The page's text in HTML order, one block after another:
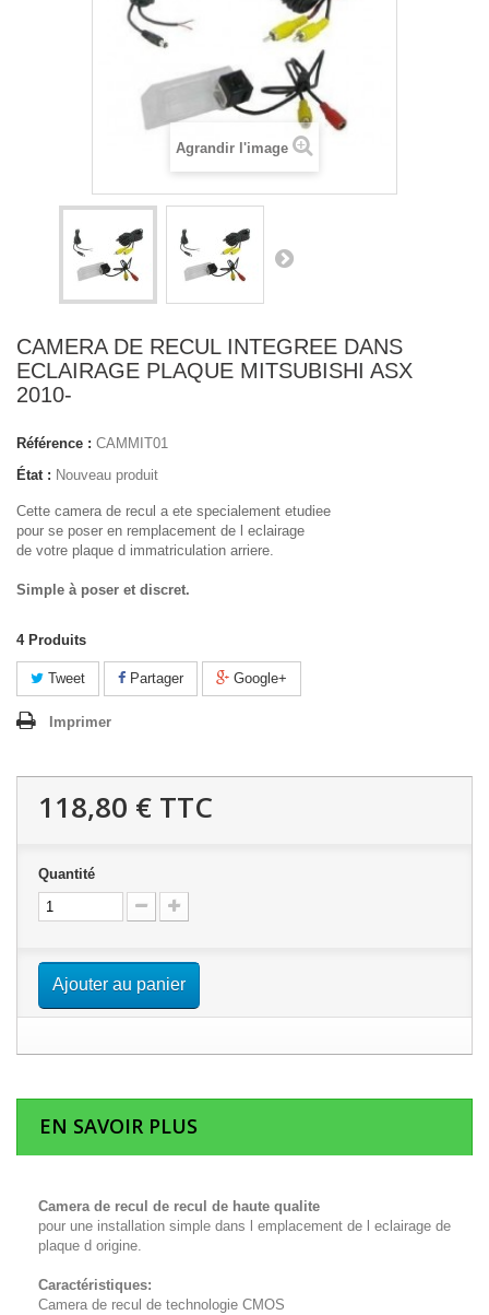
Agrandir l'image
CAMERA DE RECUL INTEGREE DANS
ECLAIRAGE PLAQUE MITSUBISHI ASX
2010-
Référence : CAMMIT01
État : Nouveau produit
Cette camera de recul a ete specialement etudiee
pour se poser en remplacement de l eclairage
de votre plaque d immatriculation arriere.
Simple à poser et discret.
4 Produits
Tweet Partager Google+
Imprimer
118,80 € TTC
Quantité
Ajouter au panier
EN SAVOIR PLUS
Camera de recul de recul de haute qualite
pour une installation simple dans l emplacement de l eclairage de
plaque d origine.
Caractéristiques:
Camera de recul de technologie CMOS